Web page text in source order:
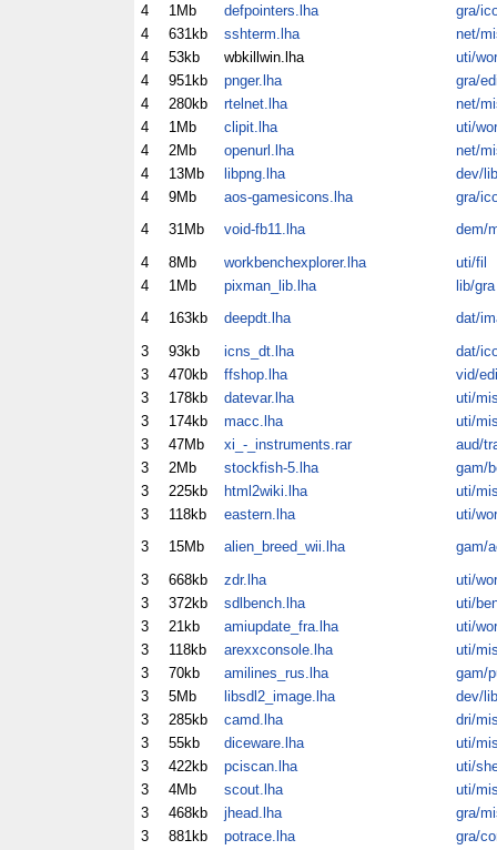
4
1Mb defpointers.lha
gra/
4
631kb sshterm.lha
net/
4
53kb wbkillwin.lha
uti/wor
4
951kb pnger.lha
gra/
4
280kb rtelnet.lha
net/
4
1Mb clipit.lha
uti/wor
4
2Mb openurl.lha
net/
4
13Mb libpng.lha
dev/
4
9Mb aos-gamesicons.lha
gra/
4
31Mb void-fb11.lha
dem/
4
8Mb workbenchexplorer.lha
uti/fil
4
1Mb pixman_lib.lha
lib/gra
4
163kb deepdt.lha
dat/
3
93kb icns_dt.lha
dat/
3
470kb ffshop.lha
vid/edi
3
178kb datevar.lha
uti/
3
174kb macc.lha
uti/
3
47Mb xi_-_instruments.rar
aud/
3
2Mb stockfish-5.lha
gam/
3
225kb html2wiki.lha
uti/
3
118kb eastern.lha
uti/wor
3
15Mb alien_breed_wii.lha
gam/
3
668kb zdr.lha
uti/wor
3
372kb sdlbench.lha
uti/
3
21kb amiupdate_fra.lha
uti/wor
3
118kb arexxconsole.lha
uti/
3
70kb amilines_rus.lha
gam/
3
5Mb libsdl2_image.lha
dev/
3
285kb camd.lha
dri/
3
55kb diceware.lha
uti/
3
422kb pciscan.lha
uti/
3
4Mb scout.lha
uti/
3
468kb jhead.lha
gra/
3
881kb potrace.lha
gra/